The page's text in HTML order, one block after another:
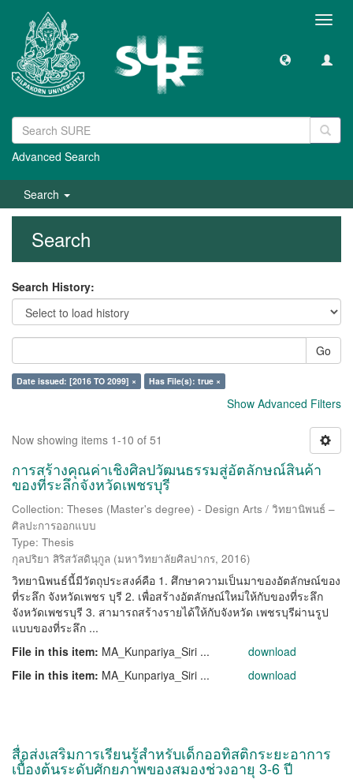
Advanced Search
Search
Search
Search History:
Go
Date issued: [2016 TO 2099] × Has File(s): true ×
Show Advanced Filters
Now showing items 1-10 of 51
การสร้างคุณค่าเชิงศิลปวัฒนธรรมสู่อัตลักษณ์สินค้า
ของที่ระลึกจังหวัดเพชรบุรี
Collection: Theses (Master's degree) - Design Arts / วิทยานิพนธ์ –
ศิลปะการออกแบบ
Type: Thesis
กุลปริยา สิริสวัสดินุกูล (มหาวิทยาลัยศิลปากร, 2016)
วิทยานิพนธ์นี้มีวัตถุประสงค์คือ 1. ศึกษาความเป็นมาของอัตลักษณ์ของ
ที่ระลึก จังหวัดเพชร บุรี 2. เพื่อสร้างอัตลักษณ์ใหม่ให้กับของที่ระลึก
จังหวัดเพชรบุรี 3. สามารถสร้างรายได้ให้กับจังหวัด เพชรบุรีผ่านรูป
แบบของที่ระลึก ...
File in this item: MA_Kunpariya_Siri ...
download
File in this item: MA_Kunpariya_Siri ... download
สื่อส่งเสริมการเรียนรู้สำหรับเด็กออทิสติกระยะอาการ
เบื้องต้นระดับศักยภาพของสมองช่วงอายุ 3-6 ปี